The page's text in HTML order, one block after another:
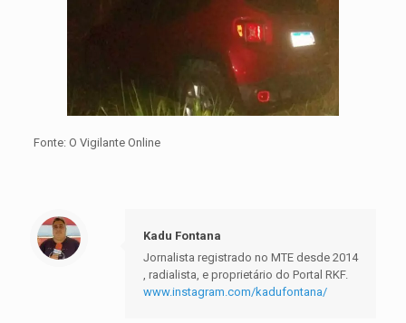
Fonte: O Vigilante Online
Kadu Fontana
Jornalista registrado no MTE desde 2014
, radialista, e proprietário do Portal RKF.
www.instagram.com/kadufontana/